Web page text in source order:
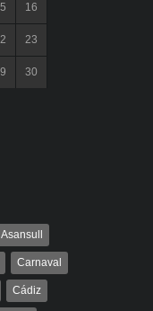
16
23
30
Asansull
Carnaval
Cádiz